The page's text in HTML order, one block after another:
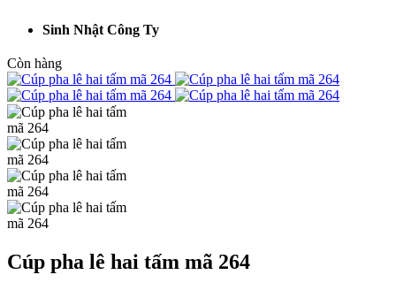
Sinh Nhật Công Ty
Còn hàng
Cúp pha lê hai tấm mã 264